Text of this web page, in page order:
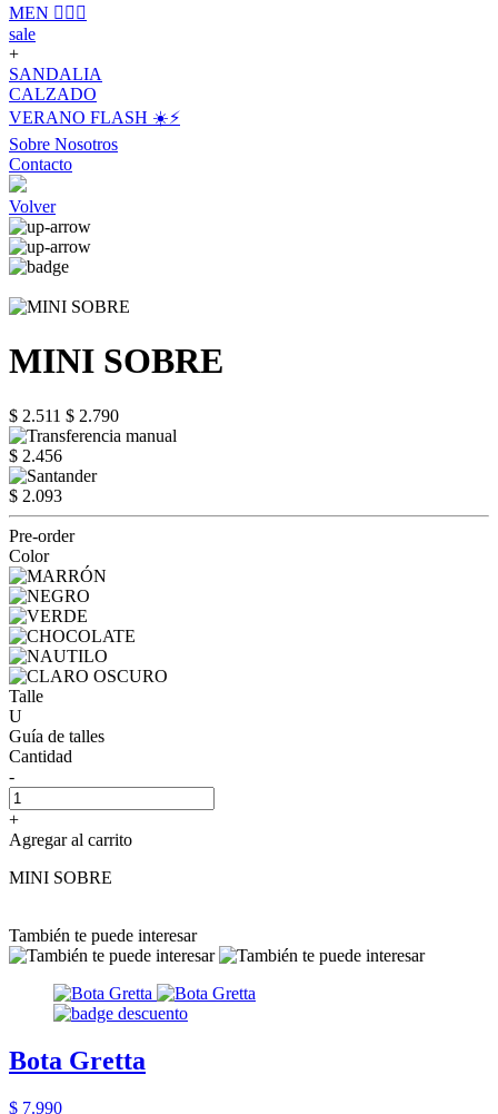
MEN 🙋🏽‍♂️
sale
+
SANDALIA
CALZADO
VERANO FLASH ☀️⚡️
Sobre Nosotros
Contacto
Volver
MINI SOBRE
$ 2.511 $ 2.790
$ 2.456
$ 2.093
Pre-order
Color
Talle
U
Guía de talles
Cantidad
-
+
Agregar al carrito
MINI SOBRE
También te puede interesar
Bota Gretta
$ 7.990